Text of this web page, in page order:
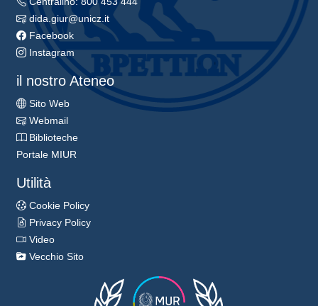
dida.giur@unicz.it
Facebook
Instagram
il nostro Ateneo
Sito Web
Webmail
Biblioteche
Portale MIUR
Utilità
Cookie Policy
Privacy Policy
Video
Vecchio Sito